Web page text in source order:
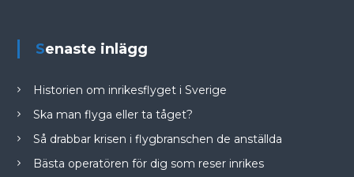
Senaste inlägg
Historien om inrikesflyget i Sverige
Ska man flyga eller ta tåget?
Så drabbar krisen i flygbranschen de anställda
Bästa operatören för dig som reser inrikes